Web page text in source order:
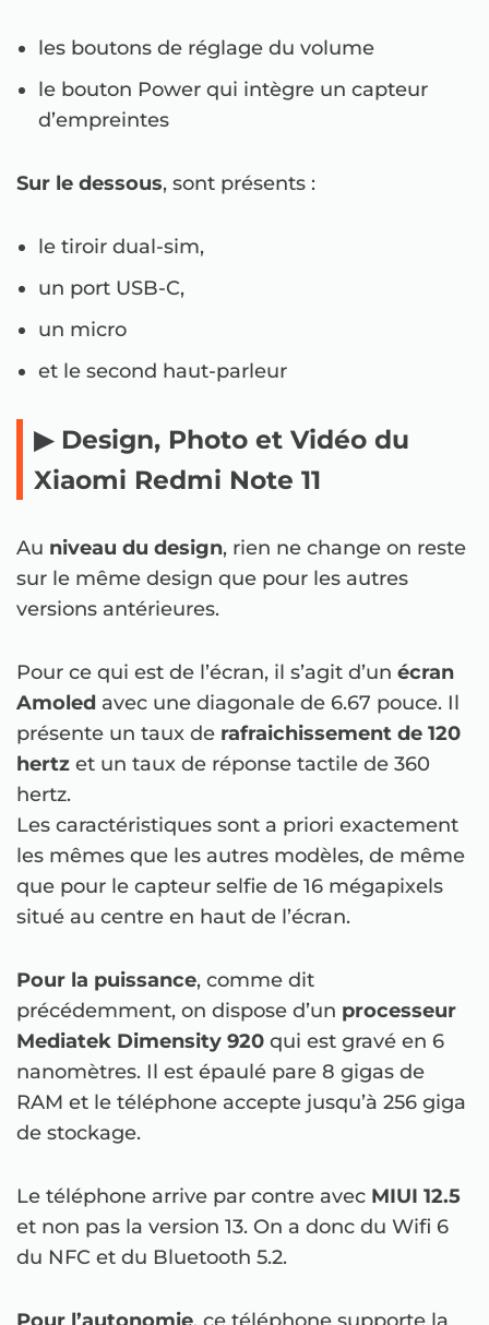
les boutons de réglage du volume
le bouton Power qui intègre un capteur
d’empreintes
Sur le dessous, sont présents :
le tiroir dual-sim,
un port USB-C,
un micro
et le second haut-parleur
▶ Design, Photo et Vidéo du
Xiaomi Redmi Note 11
Au niveau du design, rien ne change on reste
sur le même design que pour les autres
versions antérieures.
Pour ce qui est de l’écran, il s’agit d’un écran
Amoled avec une diagonale de 6.67 pouce. Il
présente un taux de rafraichissement de 120
hertz et un taux de réponse tactile de 360
hertz.
Les caractéristiques sont a priori exactement
les mêmes que les autres modèles, de même
que pour le capteur selfie de 16 mégapixels
situé au centre en haut de l’écran.
Pour la puissance, comme dit
précédemment, on dispose d’un processeur
Mediatek Dimensity 920 qui est gravé en 6
nanomètres. Il est épaulé pare 8 gigas de
RAM et le téléphone accepte jusqu’à 256 giga
de stockage.
Le téléphone arrive par contre avec MIUI 12.5
et non pas la version 13. On a donc du Wifi 6
du NFC et du Bluetooth 5.2.